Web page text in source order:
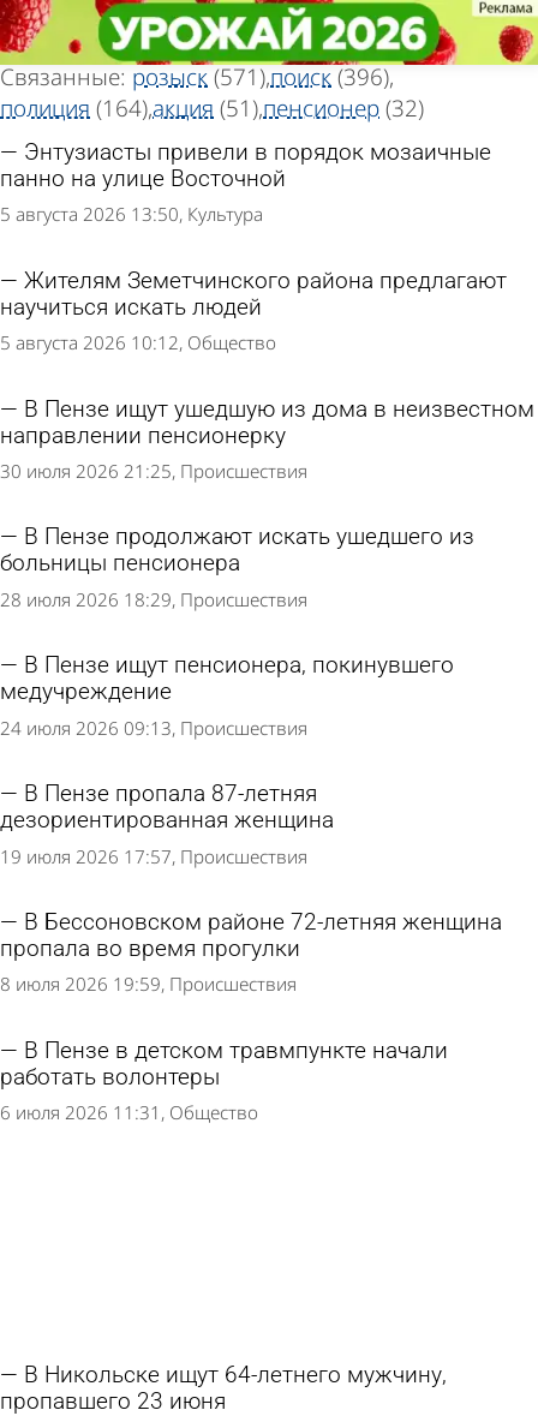
«Волонтер»
Тег новостей
Всего найдено 986 новостей
Связанные: розыск(571)поиск(396)
полиция (164)акция (51)пенсионер(32)
Энтузиасты привели в порядок мозаичные
панно на улице Восточной
5 августа 2026 13:50 Культура
Жителям Земетчинского района предлагают
научиться искать людей
5 августа 2026 10:12 Общество
В Пензе ищут ушедшую из дома в неизвестном
направлении пенсионерку
30 июля 2026 21:25 Происшествия
В Пензе продолжают искать ушедшего из
больницы пенсионера
28 июля 2026 18:29 Происшествия
В Пензе ищут пенсионера, покинувшего
медучреждение
24 июля 2026 09:13 Происшествия
В Пензе пропала 87-летняя
дезориентированная женщина
19 июля 2026 17:57 Происшествия
В Бессоновском районе 72-летняя женщина
пропала во время прогулки
8 июля 2026 19:59 Происшествия
В Пензе в детском травмпункте начали
работать волонтеры
6 июля 2026 11:31 Общество
В Никольске ищут 64-летнего мужчину,
пропавшего 23 июня
«Волонтер»
Тег новостей